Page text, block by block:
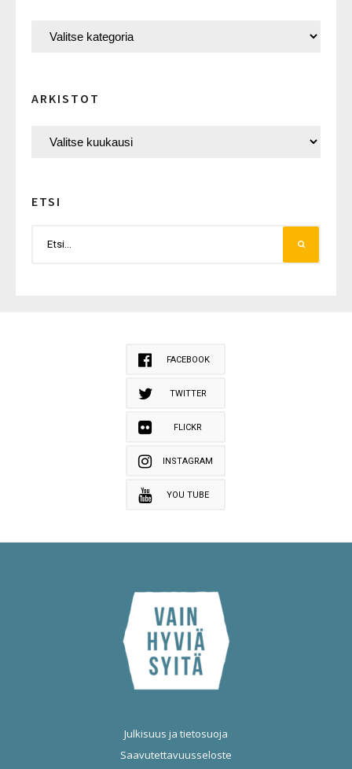
ARKISTOT
ETSI
FACEBOOK
TWITTER
FLICKR
INSTAGRAM
YOU TUBE
Julkisuus ja tietosuoja
Saavutettavuusseloste